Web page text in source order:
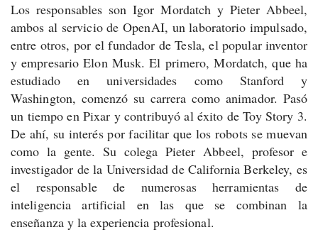
Los responsables son Igor Mordatch y Pieter Abbeel,
ambos al servicio de OpenAI, un laboratorio impulsado,
entre otros, por el fundador de Tesla, el popular inventor
y empresario Elon Musk. El primero, Mordatch, que ha
estudiado en universidades como Stanford y
Washington, comenzó su carrera como animador. Pasó
un tiempo en Pixar y contribuyó al éxito de Toy Story 3.
De ahí, su interés por facilitar que los robots se muevan
como la gente. Su colega Pieter Abbeel, profesor e
investigador de la Universidad de California Berkeley, es
el responsable de numerosas herramientas de
inteligencia artificial en las que se combinan la
enseñanza y la experiencia profesional.